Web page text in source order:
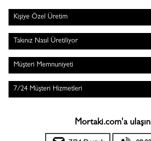
Kişiye Özel Üretim
Takınız Nasıl Üretiliyor
Müşteri Memnuniyeti
7/24 Müşteri Hizmetleri
Mortaki.com'a ulaşın